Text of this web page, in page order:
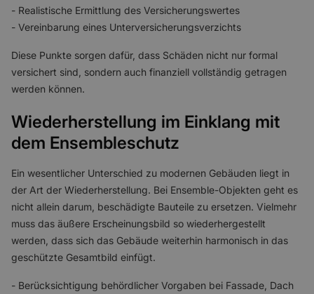
- Realistische Ermittlung des Versicherungswertes
- Vereinbarung eines Unterversicherungsverzichts
Diese Punkte sorgen dafür, dass Schäden nicht nur formal
versichert sind, sondern auch finanziell vollständig getragen
werden können.
Wiederherstellung im Einklang mit
dem Ensembleschutz
Ein wesentlicher Unterschied zu modernen Gebäuden liegt in
der Art der Wiederherstellung. Bei Ensemble-Objekten geht es
nicht allein darum, beschädigte Bauteile zu ersetzen. Vielmehr
muss das äußere Erscheinungsbild so wiederhergestellt
werden, dass sich das Gebäude weiterhin harmonisch in das
geschützte Gesamtbild einfügt.
- Berücksichtigung behördlicher Vorgaben bei Fassade, Dach